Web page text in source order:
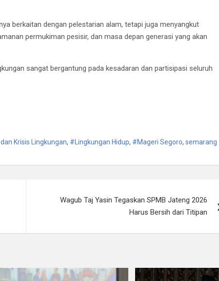
berkaitan dengan pelestarian alam, tetapi juga menyangkut
permukiman pesisir, dan masa depan generasi yang akan
sangat bergantung pada kesadaran dan partisipasi seluruh
Krisis Lingkungan, #Lingkungan Hidup, #Mageri Segoro, semarang
Wagub Taj Yasin Tegaskan SPMB Jateng 2026
Harus Bersih dari Titipan